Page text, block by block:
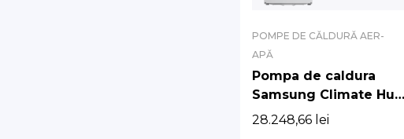
POMPE DE CĂLDURĂ AER-
APĂ
Pompa de caldura
Samsung Climate Hub
Split R32 6 kw cu
28.248,66 lei